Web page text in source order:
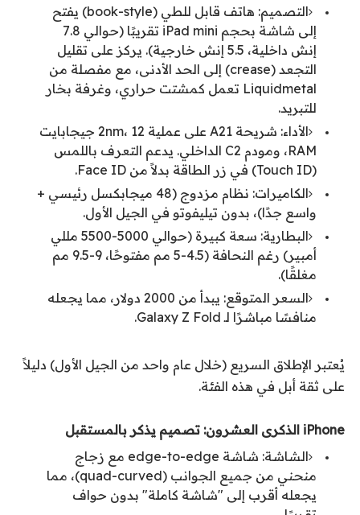
التصميم: هاتف قابل للطي (book-style) يفتح
إلى شاشة بحجم iPad mini تقريبًا (حوالي 7.8
إنش داخلية، 5.5 إنش خارجية). يركز على تقليل
التجعد (crease) إلى الحد الأدنى، مع مفصلة من
Liquidmetal تعمل كمشتت حراري، وغرفة بخار
للتبريد.
الأداء: شريحة A21 على عملية 2nm، 12 جيجابايت
RAM، ومودم C2 الداخلي. يدعم التعرف باللمس
(Touch ID) في زر الطاقة بدلاً من Face ID.
الكاميرات: نظام مزدوج (48 ميجابكسل رئيسي +
واسع جدًا)، بدون تيليفوتو في الجيل الأول.
البطارية: سعة كبيرة (حوالي 5000-5500 مللي
أمبير) رغم النحافة (4.5-5 مم مفتوحًا، 9-9.5 مم
مغلقًا).
السعر المتوقع: يبدأ من 2000 دولار، مما يجعله
منافسًا مباشرًا لـ Galaxy Z Fold.
يُعتبر الإطلاق السريع (خلال عام واحد من الجيل الأول) دليلاً
على ثقة أبل في هذه الفئة.
iPhone الذكرى العشرون: تصميم يذكر بالمستقبل
الشاشة: شاشة edge-to-edge مع زجاج
منحني من جميع الجوانب (quad-curved)، مما
يجعله أقرب إلى "شاشة كاملة" بدون حواف